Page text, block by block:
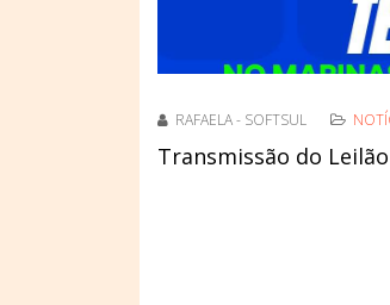
RAFAELA - SOFTSUL
Transmissão do